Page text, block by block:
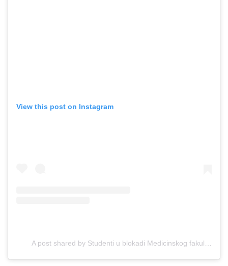
View this post on Instagram